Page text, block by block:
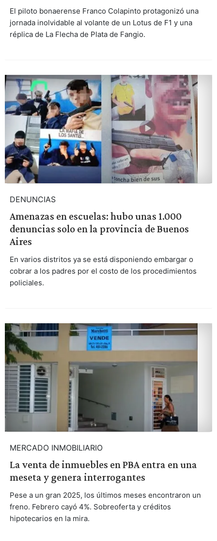
El piloto bonaerense Franco Colapinto protagonizó una
jornada inolvidable al volante de un Lotus de F1 y una
réplica de La Flecha de Plata de Fangio.
DENUNCIAS
Amenazas en escuelas: hubo unas 1.000
denuncias solo en la provincia de Buenos
Aires
En varios distritos ya se está disponiendo embargar o
cobrar a los padres por el costo de los procedimientos
policiales.
MERCADO INMOBILIARIO
La venta de inmuebles en PBA entra en una
meseta y genera interrogantes
Pese a un gran 2025, los últimos meses encontraron un
freno. Febrero cayó 4%. Sobreoferta y créditos
hipotecarios en la mira.